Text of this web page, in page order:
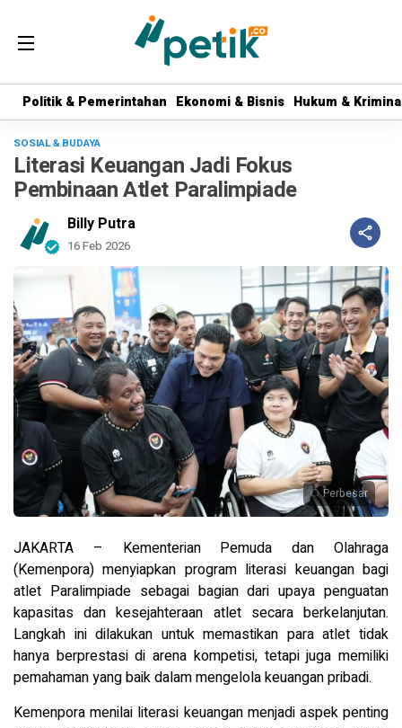
Politik & Pemerintahan Ekonomi & Bisnis Hukum &
Politik & Pemerintahan Ekonomi & Bisnis Hukum &
SOSIAL & BUDAYA
Literasi Keuangan Jadi Fokus
Pembinaan Atlet Paralimpiade
Billy Putra
16 Feb 2026
Perbesar
JAKARTA – Kementerian Pemuda dan Olahraga
(Kemenpora) menyiapkan program literasi keuangan bagi
atlet Paralimpiade sebagai bagian dari upaya penguatan
kapasitas dan kesejahteraan atlet secara berkelanjutan.
Langkah ini dilakukan untuk memastikan para atlet tidak
hanya berprestasi di arena kompetisi, tetapi juga memiliki
pemahaman yang baik dalam mengelola keuangan pribadi.
Kemenpora menilai literasi keuangan menjadi aspek penting